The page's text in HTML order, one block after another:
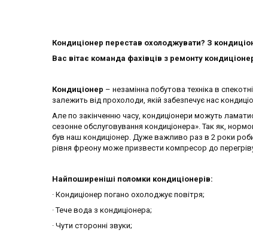
Кондиціонер перестав охолоджувати? З
Вас вітає команда фахівців з ремонту
Кондиціонер – незамінна побутова техніка в
залежить від прохолоди, якій забезпечує нас
Але по закінченню часу, кондиціонери можуть
сезонне обслуговування кондиціонера». Так як,
був наш кондиціонер. Дуже важливо раз в 2 роки
рівня фреону може призвести компресор до
Найпоширеніші поломки кондиціонерів:
· Кондиціонер погано охолоджує повітря;
· Тече вода з кондиціонера;
· Чути сторонні звуки;